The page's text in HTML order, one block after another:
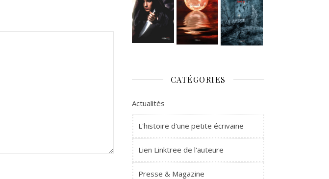
CATÉGORIES
Actualités
L'histoire d'une petite écrivaine
Lien Linktree de l'auteure
Presse & Magazine